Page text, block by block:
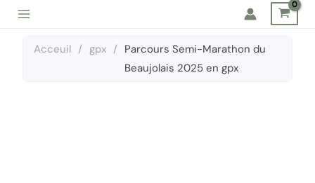
Aller
contenuAcceuil / gpx / Parcours Semi-Marathon du
Beaujolais 2025 en gpx